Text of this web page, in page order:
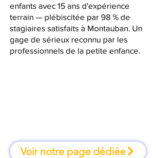
enfants avec 15 ans d'expérience
terrain — plébiscitée par 98 % de
stagiaires satisfaits à Montauban. Un
gage de sérieux reconnu par les
professionnels de la petite enfance.
Voir notre page dédiée